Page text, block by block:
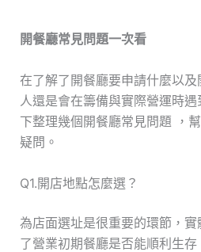
開餐廳常見問題一次看
在了解了開餐廳要申請什麼以
人還是會在籌備與實際營運時
下整理幾個開餐廳常見問題 ，
疑問。
Q1.開店地點怎麼選？
為店面選址是很重要的環節，
了營業初期餐廳是否能順利生